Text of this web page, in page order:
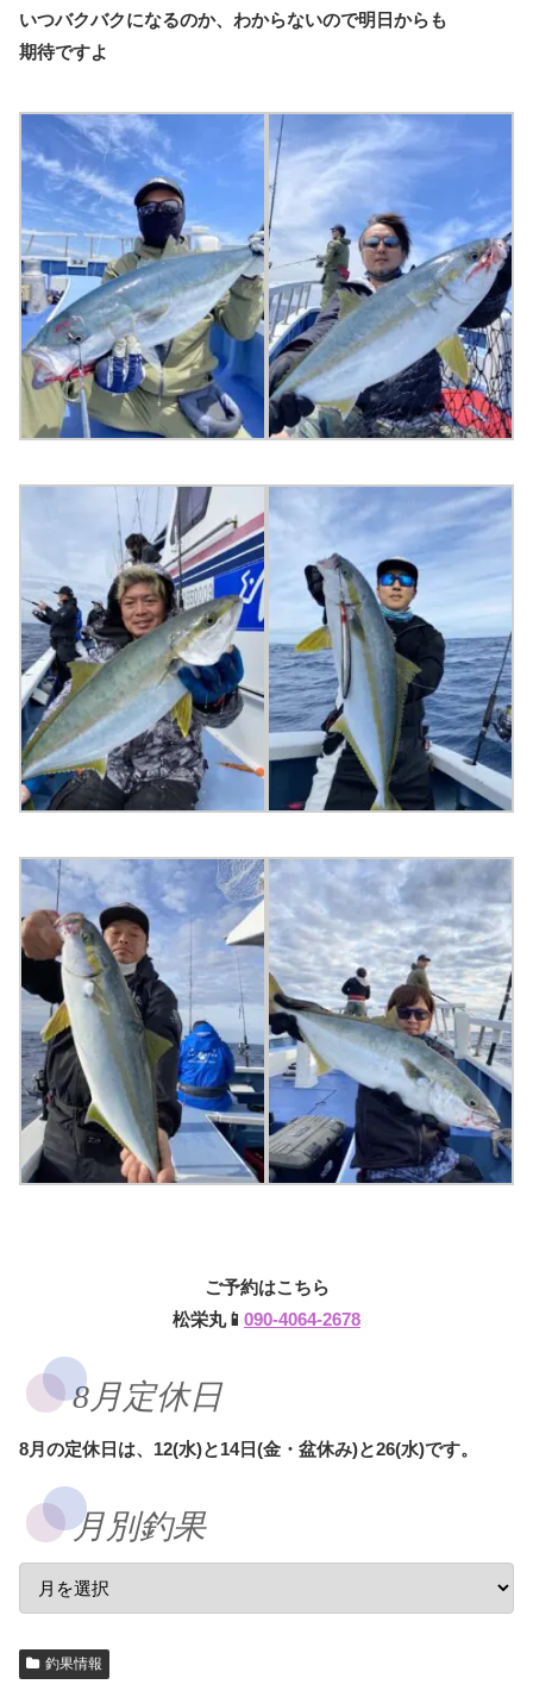
いつバクバクになるのか、わからないので明日からも
期待ですよ
ご予約はこちら
松栄丸📱 090-4064-2678
8月定休日
8月の定休日は、12(水)と14日(金・盆休み)と26(水)です。
月別釣果
釣果情報